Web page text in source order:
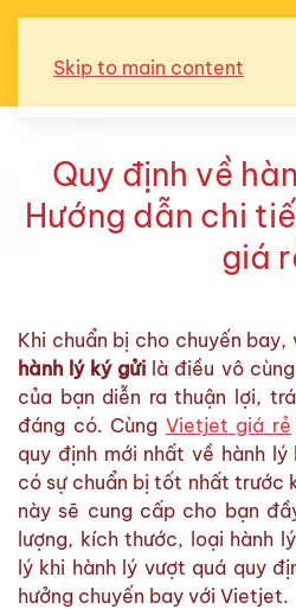
Skip to main content
Quy định về
Hướng dẫn chi
giá
Khi chuẩn bị cho chuyến bay,
hành lý ký gửi là điều vô
của bạn diễn ra thuận lợi,
đáng có. Cùng Vietjet giá rẻ
quy định mới nhất về hành
có sự chuẩn bị tốt nhất trước
này sẽ cung cấp cho bạn
lượng, kích thước, loại hành
lý khi hành lý vượt quá quy
hưởng chuyến bay với Vietjet.